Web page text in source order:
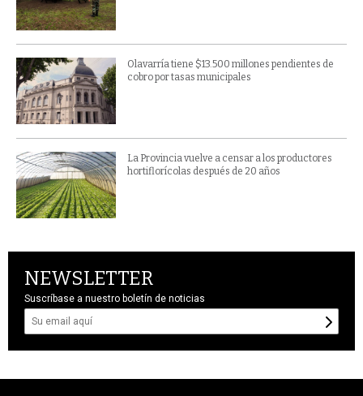
Olavarría tiene $13.500 millones pendientes de
cobro por tasas municipales
La Provincia vuelve a censar a los productores
hortiflorícolas después de 20 años
NEWSLETTER
Suscríbase a nuestro boletín de noticias